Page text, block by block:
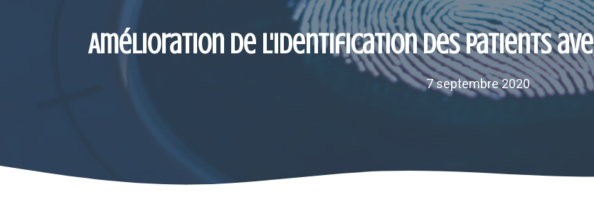
Amélioration de l'identification des patients
7 septembre 2020